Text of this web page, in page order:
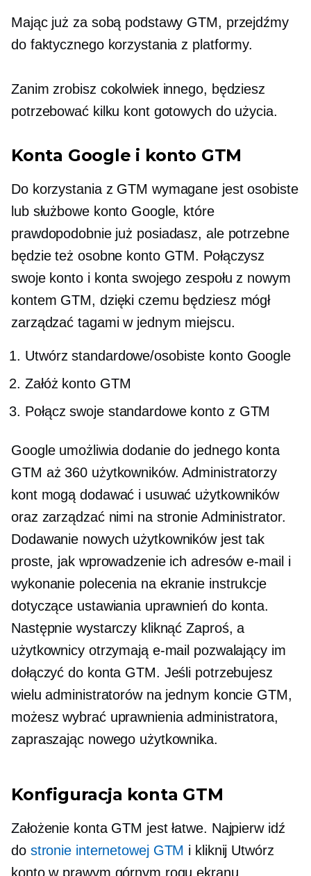
Mając już za sobą podstawy GTM, przejdźmy
do faktycznego korzystania z platformy.
Zanim zrobisz cokolwiek innego, będziesz
potrzebować kilku kont gotowych do użycia.
Konta Google i konto GTM
Do korzystania z GTM wymagane jest osobiste
lub służbowe konto Google, które
prawdopodobnie już posiadasz, ale potrzebne
będzie też osobne konto GTM. Połączysz
swoje konto i konta swojego zespołu z nowym
kontem GTM, dzięki czemu będziesz mógł
zarządzać tagami w jednym miejscu.
Utwórz standardowe/osobiste konto Google
Załóż konto GTM
Połącz swoje standardowe konto z GTM
Google umożliwia dodanie do jednego konta
GTM aż 360 użytkowników. Administratorzy
kont mogą dodawać i usuwać użytkowników
oraz zarządzać nimi na stronie Administrator.
Dodawanie nowych użytkowników jest tak
proste, jak wprowadzenie ich adresów e-mail i
wykonanie polecenia na ekranie instrukcje
dotyczące ustawiania uprawnień do konta.
Następnie wystarczy kliknąć Zaproś, a
użytkownicy otrzymają e-mail pozwalający im
dołączyć do konta GTM. Jeśli potrzebujesz
wielu administratorów na jednym koncie GTM,
możesz wybrać uprawnienia administratora,
zapraszając nowego użytkownika.
Konfiguracja konta GTM
Założenie konta GTM jest łatwe. Najpierw idź
do stronie internetowej GTM i kliknij Utwórz
konto w prawym górnym rogu ekranu.